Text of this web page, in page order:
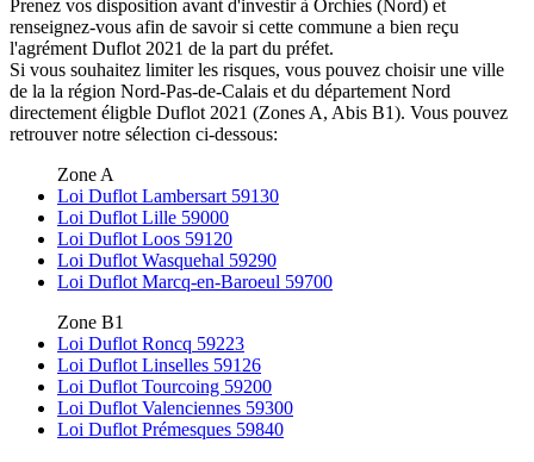
Prenez vos disposition avant d'investir à Orchies (Nord) et
renseignez-vous afin de savoir si cette commune a bien reçu
l'agrément Duflot 2021 de la part du préfet.
Si vous souhaitez limiter les risques, vous pouvez choisir une ville
de la la région Nord-Pas-de-Calais et du département Nord
directement éligble Duflot 2021 (Zones A, Abis B1). Vous pouvez
retrouver notre sélection ci-dessous:
Zone A
Loi Duflot Lambersart 59130
Loi Duflot Lille 59000
Loi Duflot Loos 59120
Loi Duflot Wasquehal 59290
Loi Duflot Marcq-en-Baroeul 59700
Zone B1
Loi Duflot Roncq 59223
Loi Duflot Linselles 59126
Loi Duflot Tourcoing 59200
Loi Duflot Valenciennes 59300
Loi Duflot Prémesques 59840